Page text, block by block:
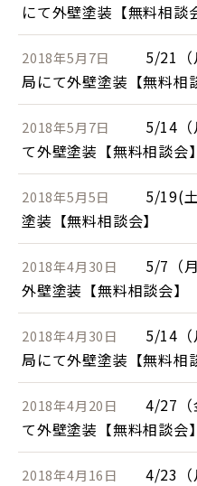
にて外壁塗装【無料相談
2018年5月7日
5/21（
局にて外壁塗装【無料相
2018年5月7日
5/14（
て外壁塗装【無料相談会】
2018年5月5日
5/19(
塗装【無料相談会】
2018年4月30日
5/7（
外壁塗装【無料相談会】
2018年4月30日
5/14（
局にて外壁塗装【無料相
2018年4月20日
4/27（
て外壁塗装【無料相談会】
2018年4月16日
4/23（